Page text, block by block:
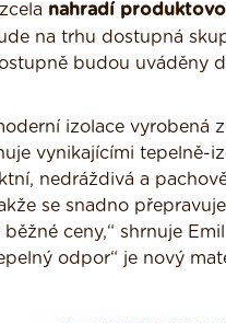
nahradí
na trhu dostupná
budou uváděny
izolace vyrobená
vynikajícími tepelně-
nedráždivá a
se snadno
ceny,“ shrnuje
odpor“ je nový